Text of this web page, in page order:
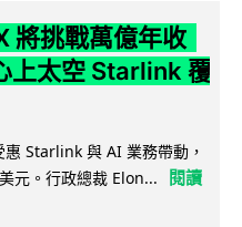
將挑戰萬億年收
上太空 Starlink 覆
Starlink 與 AI 業務帶動，
元。行政總裁 Elon...
閱讀